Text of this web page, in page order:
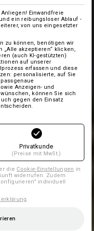
Einwandfreie
ein reibungsloser Ablauf -
von uns eingesetzter
zu können, benötigen wir
„Alle akzeptieren“ klicken,
(auch KI-gestützten)
auf unserer
erfassen und diese
personalisierte, auf Sie
Anzeigen- und
können Sie sich
gegen den Einsatz
Privatkunde
(Preise mit MwSt.)
die Cookie-Einstellungen in
widerrufen. Zudem
individuell
.